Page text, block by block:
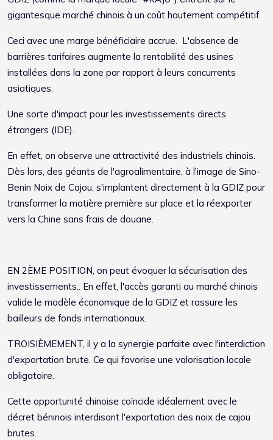
gigantesque marché chinois à un coût hautement compétitif.
Ceci avec une marge bénéficiaire accrue. L'absence de
barrières tarifaires augmente la rentabilité des usines
installées dans la zone par rapport à leurs concurrents
asiatiques.
Une sorte d'impact pour les investissements directs
étrangers (IDE).
En effet, on observe une attractivité des industriels chinois.
Dès lors, des géants de l'agroalimentaire, à l'image de Sino-
Benin Noix de Cajou, s'implantent directement à la GDIZ pour
transformer la matière première sur place et la réexporter
vers la Chine sans frais de douane.
EN 2ÈME POSITION, on peut évoquer la sécurisation des
investissements.. En effet, l'accès garanti au marché chinois
valide le modèle économique de la GDIZ et rassure les
bailleurs de fonds internationaux.
TROISIÈMEMENT, il y a la synergie parfaite avec l'interdiction
d'exportation brute. Ce qui favorise une valorisation locale
obligatoire.
Cette opportunité chinoise coïncide idéalement avec le
décret béninois interdisant l'exportation des noix de cajou
brutes.